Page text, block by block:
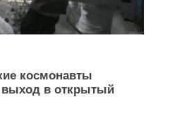
космонавты
в открытый